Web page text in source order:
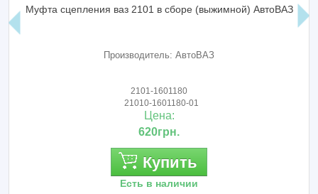
Муфта сцепления ваз 2101 в сборе (выжимной) АвтоВАЗ
Производитель: АвтоВАЗ
2101-1601180
21010-1601180-01
Цена:
620грн.
Купить
Есть в наличии